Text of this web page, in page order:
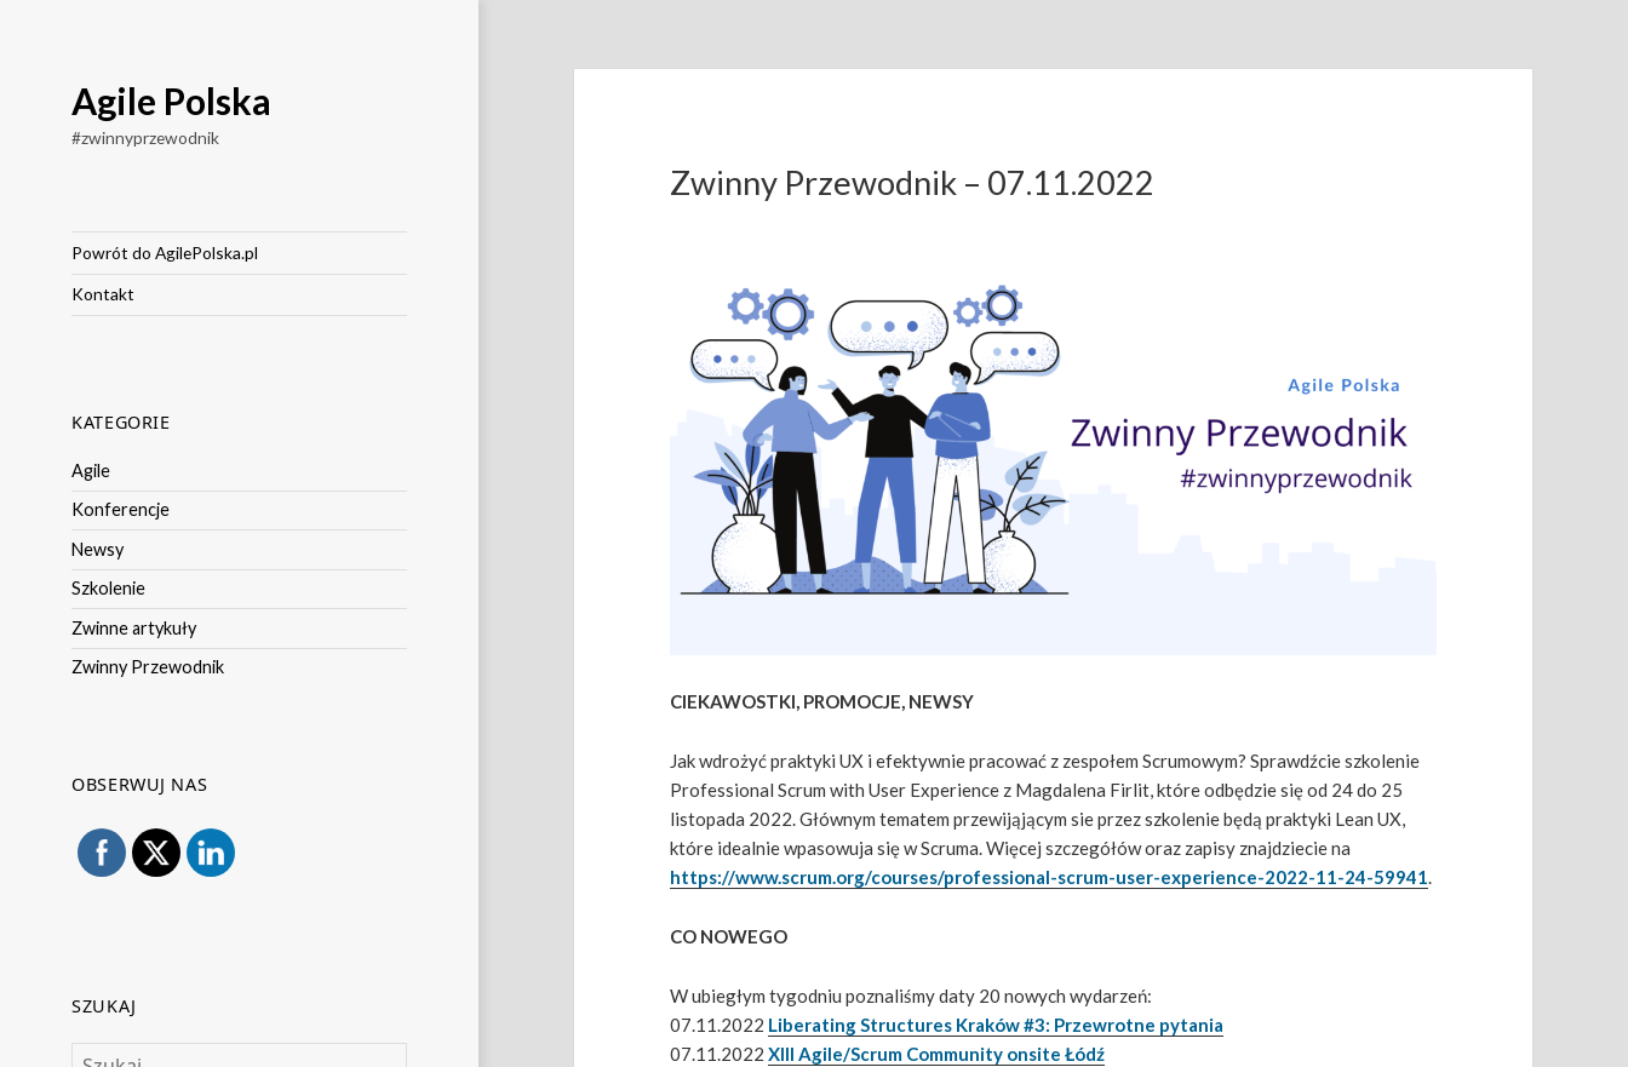
Agile Polska
#zwinnyprzewodnik
Powrót do AgilePolska.pl
Kontakt
KATEGORIE
Agile
Konferencje
Newsy
Szkolenie
Zwinne artykuły
Zwinny Przewodnik
OBSERWUJ NAS
SZUKAJ
Zwinny Przewodnik – 07.11.2022
CIEKAWOSTKI, PROMOCJE, NEWSY
Jak wdrożyć praktyki UX i efektywnie pracować z zespołem Scrumowym? Sprawdźcie szkolenie
Professional Scrum with User Experience z Magdalena Firlit, które odbędzie się od 24 do 25
listopada 2022. Głównym tematem przewijąjącym sie przez szkolenie będą praktyki Lean UX,
które idealnie wpasowuja się w Scruma. Więcej szczegółów oraz zapisy znajdziecie na
https://www.scrum.org/courses/professional-scrum-user-experience-2022-11-24-59941.
CO NOWEGO
W ubiegłym tygodniu poznaliśmy daty 20 nowych wydarzeń:
07.11.2022 Liberating Structures Kraków #3: Przewrotne pytania
07.11.2022XIII Agile/Scrum Community onsite Łódź